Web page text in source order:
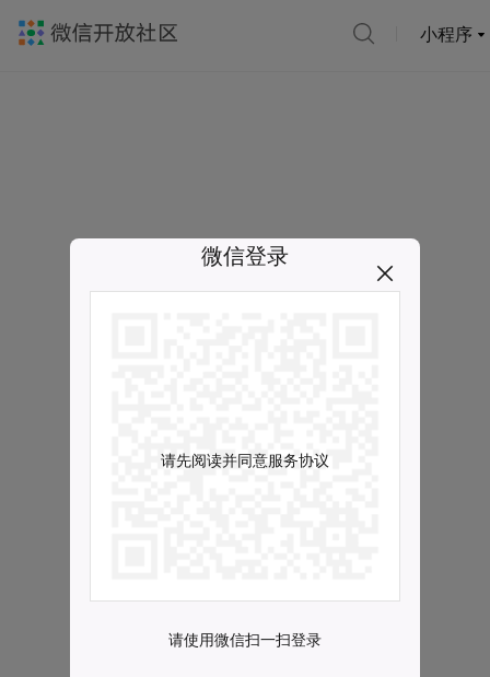
小程序
微信登录
请先阅读并同意服务协议
请使用微信扫一扫登录